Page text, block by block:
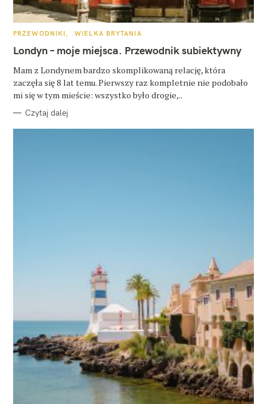
K
T
E
O
R
I
PRZEWODNIKI WIELKA BRYTANIA
Londyn – moje miejsca. Przewodnik subiektywny
Mam z Londynem bardzo skomplikowaną relację, która
zaczęła się 8 lat temu. Pierwszy raz kompletnie nie podobało
mi się w tym mieście: wszystko było drogie,..
Czytaj dalej